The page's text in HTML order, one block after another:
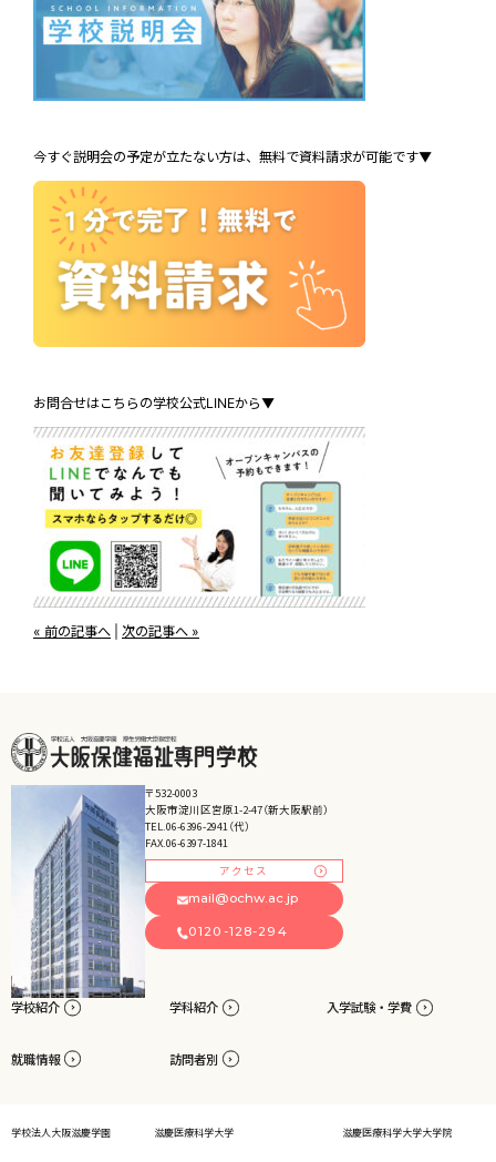
今すぐ説明会の予定が立たない方は、無料で資料請求が可能です▼
お問合せはこちらの学校公式LINEから▼
« 前の記事へ 次の記事へ »
〒532-0003
大阪市淀川区宮原1-2-47（新大阪駅前）
TEL.06-6396-2941（代）
FAX.06-6397-1841
アクセス
mail@ochw.ac.jp
0120-128-294
学校紹介 学科紹介 入学試験・学費
就職情報 訪問者別
学校法人大阪滋慶学園 滋慶医療科学大学 滋慶医療科学大学大学院